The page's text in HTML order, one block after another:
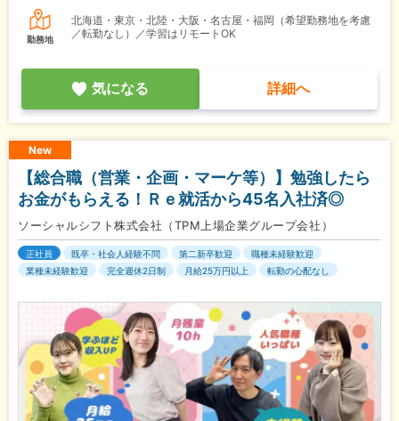
勤務地
北海道・東京・北陸・大阪・名古屋・福岡（希望勤務地を考慮
／転勤なし）／学習はリモートOK
気になる 詳細へ
New
【総合職（営業・企画・マーケ等）】勉強したら
お金がもらえる！Ｒｅ就活から45名入社済◎
ソーシャルシフト株式会社（TPM上場企業グループ会社）
正社員 既卒・社会人経験不問 第二新卒歓迎
職種未経験歓迎
業種未経験歓迎
完全週休2日制 月給25万円以上 転勤の心配なし